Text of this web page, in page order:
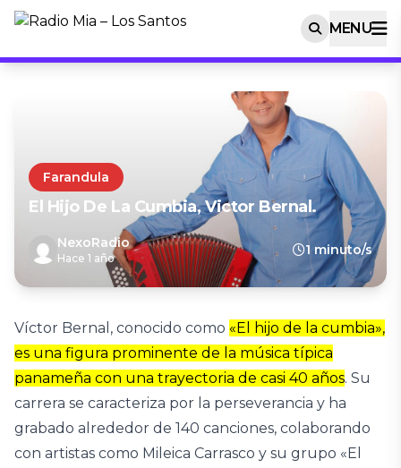
MENU
Farandula
El Hijo De La Cumbia, Victor Bernal.
NexoRadio
Hace 1 año
1 minuto/s
Víctor Bernal, conocido como «El hijo de la cumbia»,
es una figura prominente de la música típica
panameña con una trayectoria de casi 40 años. Su
carrera se caracteriza por la perseverancia y ha
grabado alrededor de 140 canciones, colaborando
con artistas como Mileica Carrasco y su grupo «El